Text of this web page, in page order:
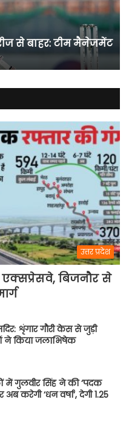
से बाहर: टीम मैनेजमेंट
उत्तर प्रदेश
एक्सप्रेसवे, बिजनौर से
शृंगार गौरी केस से जुड़ी
ने किया जलाभिषेक
गुलवीर सिंह ने की ‘पदक
अब करेगी ‘धन वर्षा’, देगी 1.25